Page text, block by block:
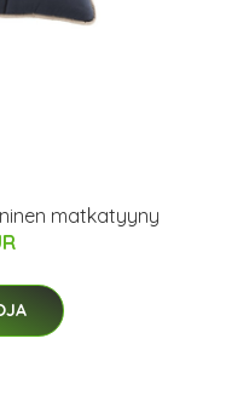
matkatyyny